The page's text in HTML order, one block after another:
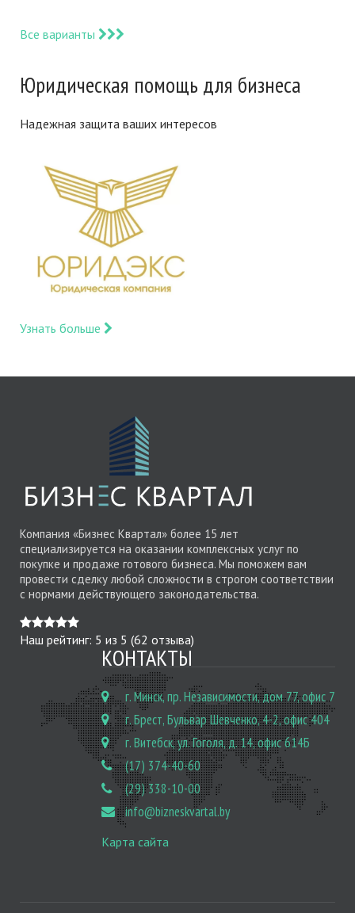
Все варианты
Юридическая помощь для бизнеса
Надежная защита ваших интересов
Узнать больше
Компания «Бизнес Квартал» более 15 лет
специализируется на оказании комплексных услуг по
покупке и продаже готового бизнеса. Мы поможем вам
провести сделку любой сложности в строгом соответствии
с нормами действующего законодательства.
Наш рейтинг: 5 из 5 (62 отзыва)
КОНТАКТЫ
г. Минск, пр. Независимости, дом 77, офис 7
г. Брест, Бульвар Шевченко, 4-2, офис 404
г. Витебск, ул. Гоголя, д. 14, офис 614Б
(17) 374-40-60
(29) 338-10-00
info@bizneskvartal.by
Карта сайта